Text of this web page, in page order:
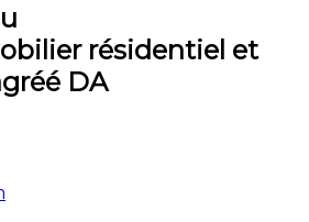
résidentiel et
DA